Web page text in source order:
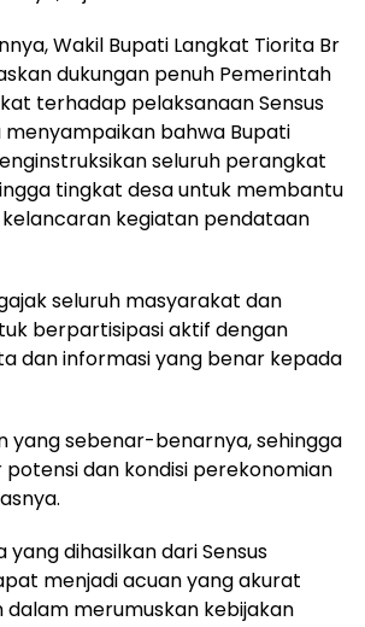
Wakil Bupati Langkat Tiorita Br
dukungan penuh Pemerintah
terhadap pelaksanaan Sensus
menyampaikan bahwa Bupati
seluruh perangkat
tingkat desa untuk membantu
kegiatan pendataan
seluruh masyarakat dan
berpartisipasi aktif dengan
dan informasi yang benar kepada
yang sebenar-benarnya, sehingga
dan kondisi perekonomian
dihasilkan dari Sensus
menjadi acuan yang akurat
merumuskan kebijakan